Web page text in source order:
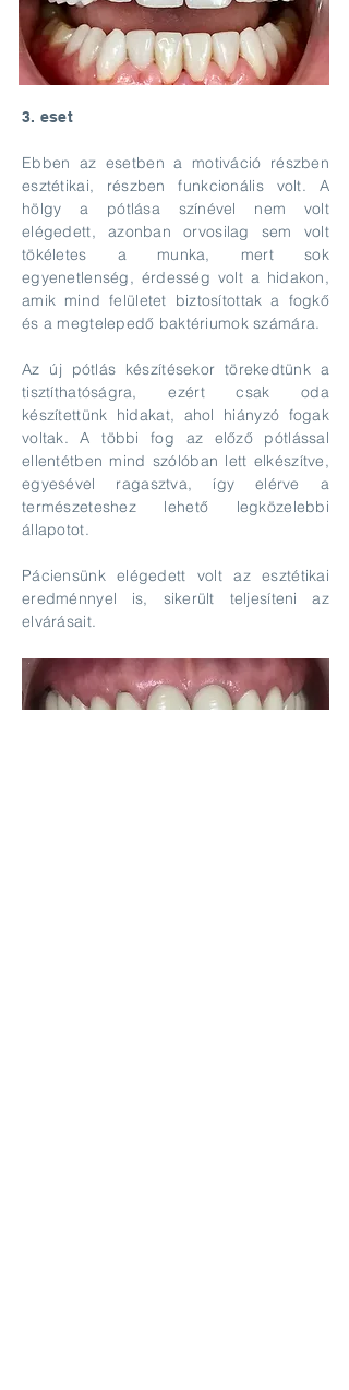
3. eset
Ebben az esetben a motiváció részben
esztétikai, részben funkcionális volt. A
hölgy a pótlása színével nem volt
elégedett, azonban orvosilag sem volt
tökéletes a munka, mert sok
egyenetlenség, érdesség volt a hidakon,
amik mind felületet biztosítottak a fogkő
és a megtelepedő baktériumok számára.
Az új pótlás készítésekor törekedtünk a
tisztíthatóságra, ezért csak oda
készítettünk hidakat, ahol hiányzó fogak
voltak. A többi fog az előző pótlással
ellentétben mind szólóban lett elkészítve,
egyesével ragasztva, így elérve a
természeteshez lehető legközelebbi
állapotot.
Páciensünk elégedett volt az esztétikai
eredménnyel is, sikerült teljesíteni az
elvárásait.